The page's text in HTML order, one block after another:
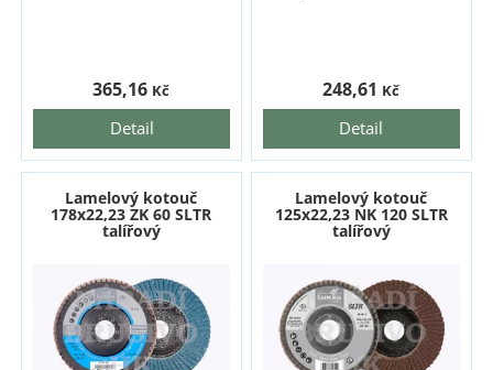
Detail
365,16 Kč
Detail
248,61 Kč
Lamelový kotouč
178x22,23 ZK 60 SLTR
talířový
Lamelový kotouč
125x22,23 NK 120 SLTR
talířový